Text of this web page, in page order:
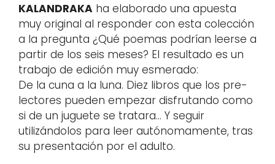
KALANDRAKA ha elaborado una apuesta
muy original al responder con esta colección
a la pregunta ¿Qué poemas podrían leerse a
partir de los seis meses? El resultado es un
trabajo de edición muy esmerado:
De la cuna a la luna. Diez libros que los pre-
lectores pueden empezar disfrutando como
si de un juguete se tratara… Y seguir
utilizándolos para leer autónomamente, tras
su presentación por el adulto.